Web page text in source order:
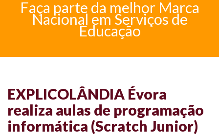
Faça parte da melhor Marca
Nacional em Serviços de
Educação
EXPLICOLÂNDIA Évora
realiza aulas de programação
informática (Scratch Junior)